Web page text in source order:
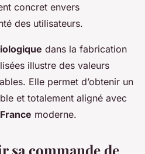
concret envers
des utilisateurs.
dans la fabrication
illustre des valeurs
Elle permet d’obtenir un
et totalement aligné avec
moderne.
sa commande de